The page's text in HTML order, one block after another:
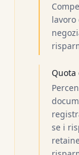
se i